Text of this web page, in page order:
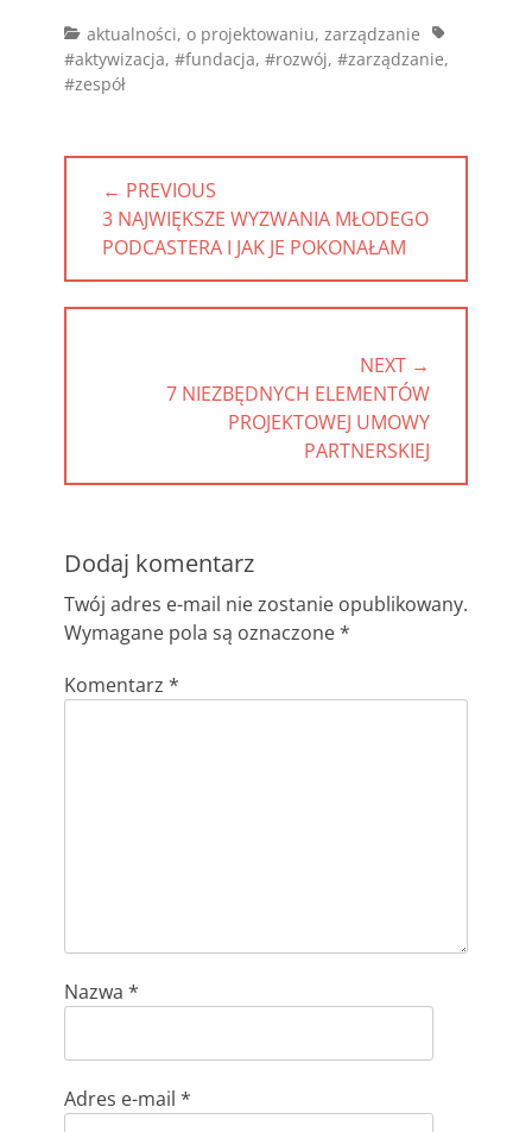
Categories
aktualności, o projektowaniu, zarządzanie Tags
#aktywizacja, #fundacja, #rozwój, #zarządzanie,
#zespół
Nawigacja
wpisu← PREVIOUS
PREVIOUS
POST:
3 NAJWIĘKSZE WYZWANIA MŁODEGO
PODCASTERA I JAK JE POKONAŁAM
NEXT →
7 NIEZBĘDNYCH ELEMENTÓW
PROJEKTOWEJ UMOWY
PARTNERSKIEJ
Dodaj komentarz
Twój adres e-mail nie zostanie opublikowany.
Wymagane pola są oznaczone*
Komentarz *
Nazwa *
Adres e-mail *